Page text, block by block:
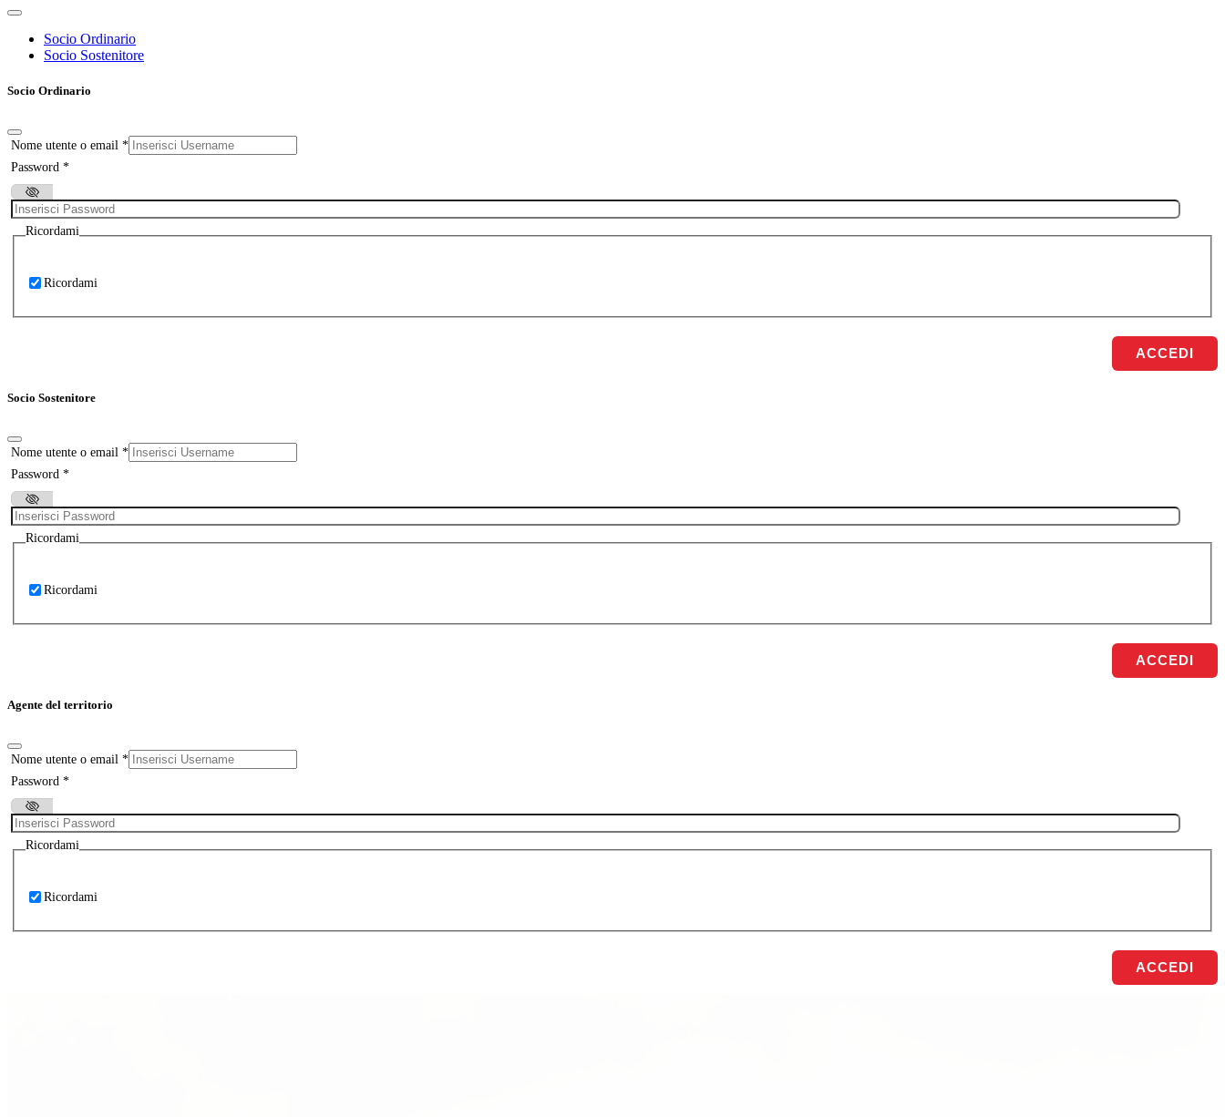
Socio Ordinario
Socio Sostenitore
Socio Ordinario
Nome utente o email *
Password *
Ricordami
Ricordami
ACCEDI
Socio Sostenitore
Nome utente o email *
Password *
Ricordami
Ricordami
ACCEDI
Agente del territorio
Nome utente o email *
Password *
Ricordami
Ricordami
ACCEDI